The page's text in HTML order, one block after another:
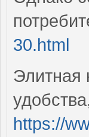
30.html
Элитная
https://